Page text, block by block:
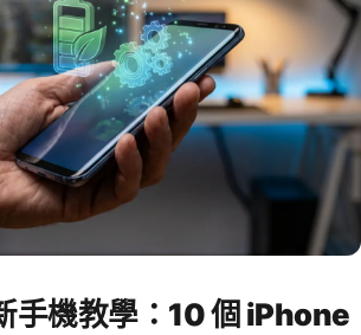
手機教學：10 個 iPhone